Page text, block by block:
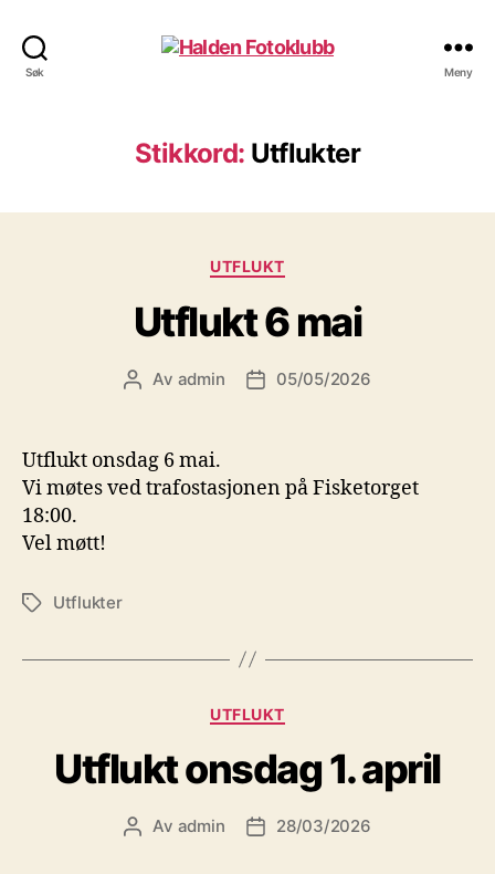
Søk Meny
Stikkord: Utflukter
Kategorier
UTFLUKT
Utflukt 6 mai
Innleggsforfatter
Av admin Publiseringsdato
05/05/2026
Utflukt onsdag 6 mai.
Vi møtes ved trafostasjonen på Fisketorget
18:00.
Vel møtt!
StikkordUtflukter
Kategorier
UTFLUKT
Utflukt onsdag 1. april
Innleggsforfatter
Av admin Publiseringsdato
28/03/2026